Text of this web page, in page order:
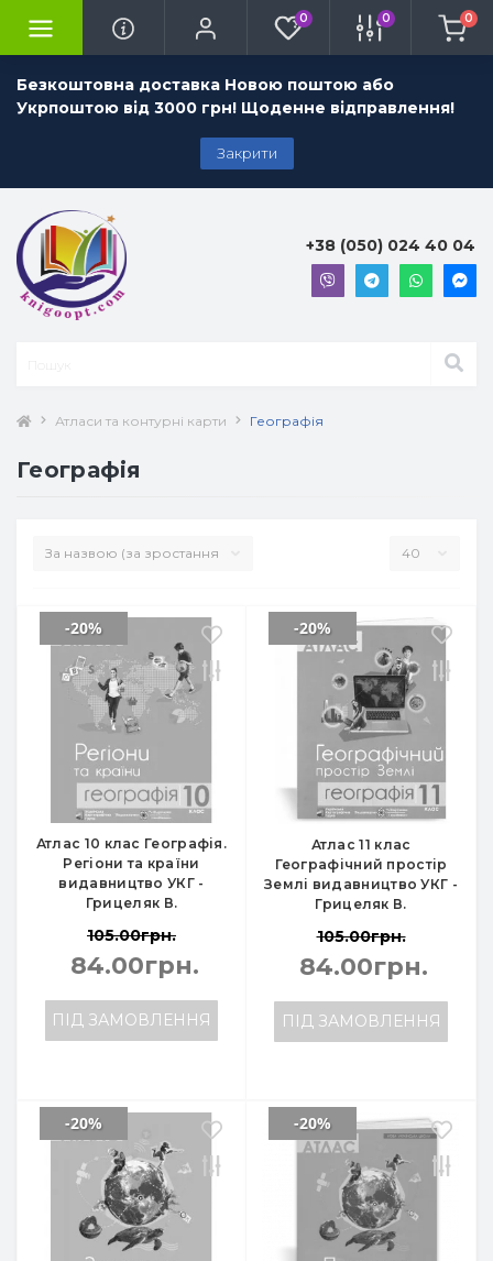
Безкоштовна доставка Новою поштою або
Укрпоштою від 3000 грн! Щоденне відправлення!
Закрити
0 0 0
+38 (050) 024 40 04
Атласи та контурні карти Географія
Географія
Атлас 10 клас Географія.
Регіони та країни
видавництво УКГ -
Грицеляк В.
-20%
105.00грн.
84.00грн.
ПІД ЗАМОВЛЕННЯ
Атлас 11 клас
Географічний простір
Землі видавництво УКГ -
Грицеляк В.
-20%
105.00грн.
84.00грн.
ПІД ЗАМОВЛЕННЯ
-20% -20%